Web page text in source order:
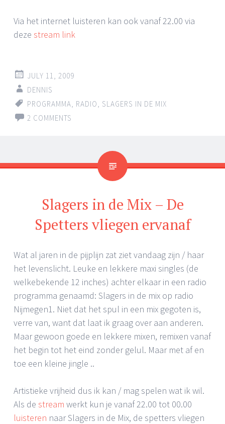
Via het internet luisteren kan ook vanaf 22.00 via
deze stream link
JULY 11, 2009
DENNIS
PROGRAMMA, RADIO, SLAGERS IN DE MIX
2 COMMENTS
Slagers in de Mix – De
Spetters vliegen ervanaf
Wat al jaren in de pijplijn zat ziet vandaag zijn / haar
het levenslicht. Leuke en lekkere maxi singles (de
welkebekende 12 inches) achter elkaar in een radio
programma genaamd: Slagers in de mix op radio
Nijmegen1. Niet dat het spul in een mix gegoten is,
verre van, want dat laat ik graag over aan anderen.
Maar gewoon goede en lekkere mixen, remixen vanaf
het begin tot het eind zonder gelul. Maar met af en
toe een kleine jingle ..
Artistieke vrijheid dus ik kan / mag spelen wat ik wil.
Als de stream werkt kun je vanaf 22.00 tot 00.00
luisteren naar Slagers in de Mix, de spetters vliegen